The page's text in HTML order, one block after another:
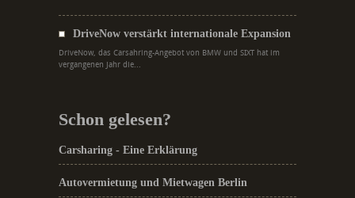
DriveNow verstärkt internationale Expansion
DriveNow, das Carsahring-Angebot von BMW und SIXT hat im
vergangenen Jahr die...
Schon gelesen?
Carsharing - Eine Erklärung
Autovermietung und Mietwagen Berlin